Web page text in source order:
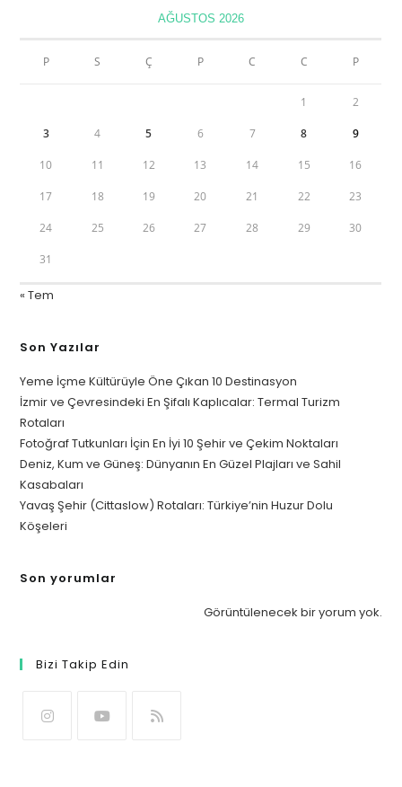
AĞUSTOS 2026
P S Ç P C C P
1 2
3 4 5 6 7 8 9
10 11 12 13 14 15 16
17 18 19 20 21 22 23
24 25 26 27 28 29 30
31
« Tem
Son Yazılar
Yeme İçme Kültürüyle Öne Çıkan 10 Destinasyon
İzmir ve Çevresindeki En Şifalı Kaplıcalar: Termal Turizm
Rotaları
Fotoğraf Tutkunları İçin En İyi 10 Şehir ve Çekim Noktaları
Deniz, Kum ve Güneş: Dünyanın En Güzel Plajları ve Sahil
Kasabaları
Yavaş Şehir (Cittaslow) Rotaları: Türkiye’nin Huzur Dolu
Köşeleri
Son yorumlar
Görüntülenecek bir yorum yok.
Bizi Takip Edin